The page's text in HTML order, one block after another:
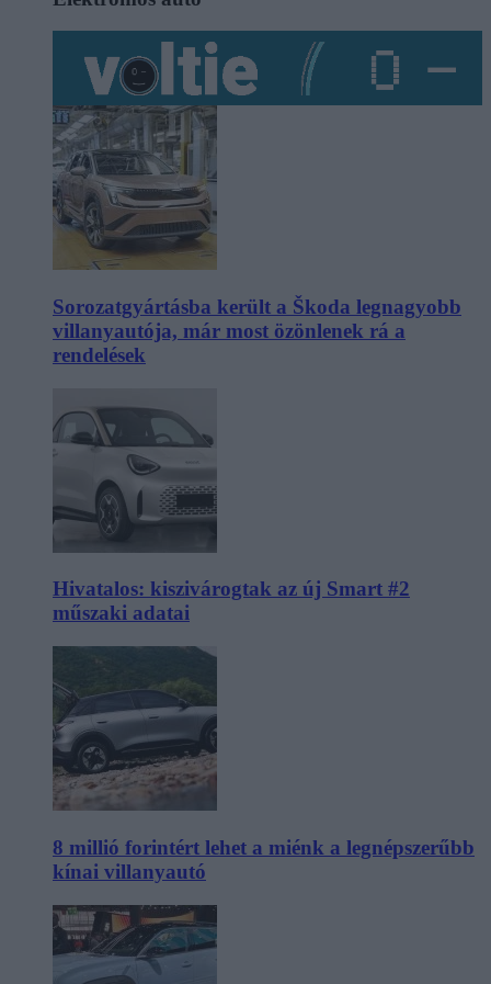
Sorozatgyártásba került a Škoda legnagyobb
villanyautója, már most özönlenek rá a
rendelések
Hivatalos: kiszivárogtak az új Smart #2
műszaki adatai
8 millió forintért lehet a miénk a legnépszerűbb
kínai villanyautó